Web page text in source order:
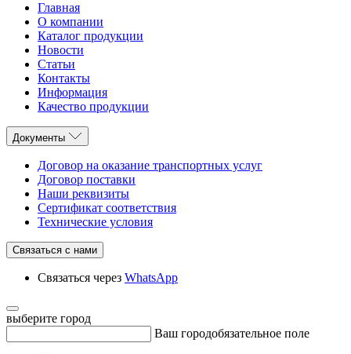
Главная
О компании
Каталог продукции
Новости
Статьи
Контакты
Информация
Качество продукции
Документы
Договор на оказание транспортных услуг
Договор поставки
Наши реквизиты
Сертификат соответствия
Технические условия
Связаться с нами
Связаться через WhatsApp
выберите город
Ваш городобязательное поле